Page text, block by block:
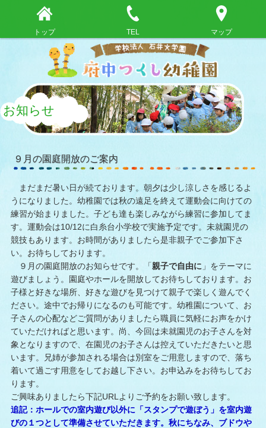
トップ TEL マップ
お知らせ
９月の園庭開放のご案内
まだまだ暑い日が続ております。朝夕は少し涼しさを感じるよ
うになりました。幼稚園では秋の遠足を終えて運動会に向けての
練習が始まりました。子ども達も楽しみながら練習に参加してま
す。運動会は10/12に白糸台小学校で実施予定です。未就園児の
競技もあります。お時間がありましたら是非親子でご参加下さ
い。お待ちしております。
９月の園庭開放のお知らせです。「親子で自由に 」をテーマに
遊びましょう。園庭やホールを開放してお待ちしております。お
子様と好きな場所、好きな遊びを見つけて親子で楽しく遊んでく
ださい。途中でお帰りになるのも可能です。幼稚園について、お
子さんの心配などご質問がありましたら職員に気軽にお声をかけ
ていただければと思います。尚、今回は未就園児のお子さんを対
象となりますので、在園児のお子さんは控えていただきたいと思
います。兄姉が参加される場合は別室をご用意しますので、落ち
着いて過ごす用意をしてお越し下さい。お申込みをお待ちしてお
ります。
ご興味ありましたら下記URLよりご予約をお願い致します。
追記：ホールでの室内遊び以外に「スタンプで遊ぼう」を室内遊
びの１つとして準備させていただきます。秋にちなみ、ブドウや